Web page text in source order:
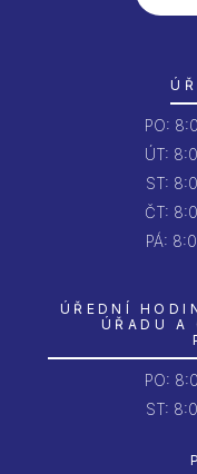
PO:
ÚT:
ST:
ČT:
PÁ:
ÚŘEDNÍ
ÚŘADU A
PO:
ST: